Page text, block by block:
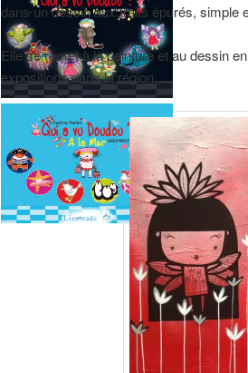
dans un dessin aux traits épurés, simple
Elle se remet à la peinture et au dessin
expositionsdans la région.